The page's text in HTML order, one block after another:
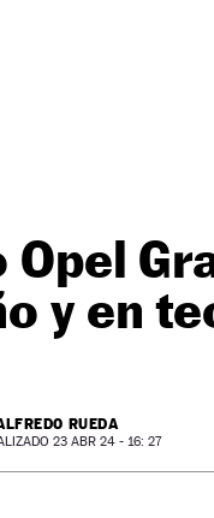
Opel
y en
RUEDA
23 ABR 24 - 16: 27